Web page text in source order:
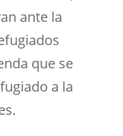
ante la
que se
a la